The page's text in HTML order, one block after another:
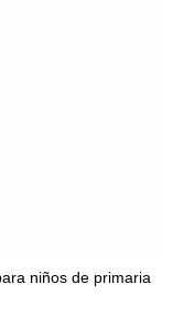
niños de primaria